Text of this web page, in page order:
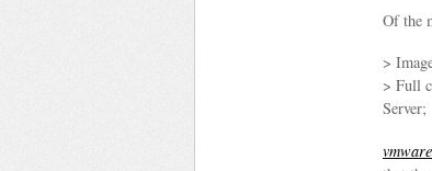
Of the
>
> Full
Server;
vmware